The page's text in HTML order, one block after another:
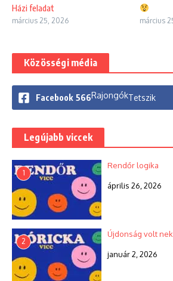
Házi feladat
március 25, 2026 március
Közösségi média
Facebook 566RajongókTetszik
Legújabb viccek
1
Rendőr logika
április 26, 2026
2
Újdonság volt
január 2, 2026